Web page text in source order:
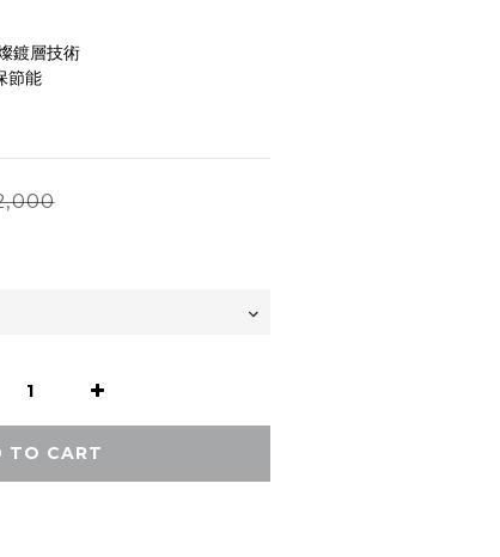
鍍層技術
節能
TO CART